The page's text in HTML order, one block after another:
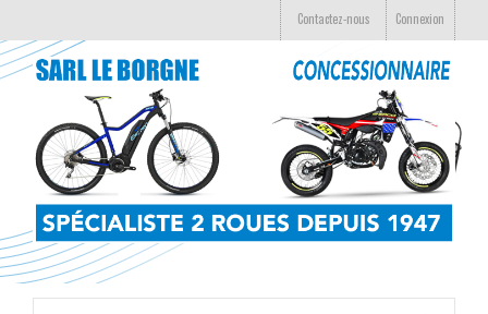
Connexion
Contactez-nous